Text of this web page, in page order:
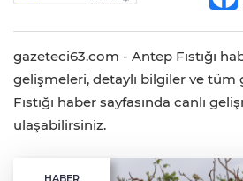
gazeteci63.com - Antep Fıstığı
gelişmeleri, detaylı bilgiler ve tüm
Fıstığı haber sayfasında canlı
ulaşabilirsiniz.